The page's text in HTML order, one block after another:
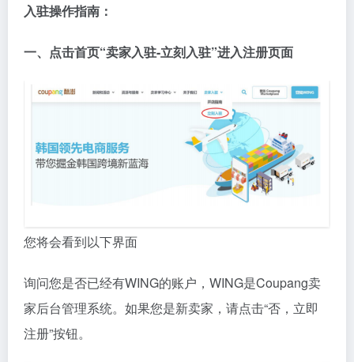
入驻操作指南：
一、点击首页“卖家入驻-立刻入驻”进入注册页面
您将会看到以下界面
询问您是否已经有WING的账户，WING是Coupang卖
家后台管理系统。如果您是新卖家，请点击“否，立即
注册”按钮。